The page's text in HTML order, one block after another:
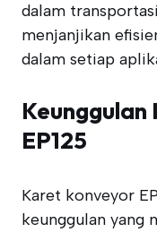
dalam
menjanjikan
dalam setiap
EP125
Karet konveyor
keunggulan yang